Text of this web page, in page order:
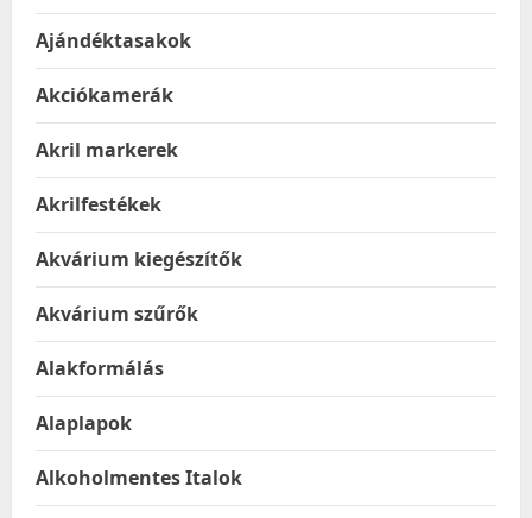
Ajándéktasakok
Akciókamerák
Akril markerek
Akrilfestékek
Akvárium kiegészítők
Akvárium szűrők
Alakformálás
Alaplapok
Alkoholmentes Italok